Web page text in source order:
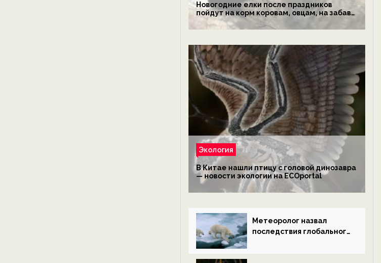
Новогодние елки после праздников
пойдут на корм коровам, овцам, на забаву
обезьянам, львам и леопардам — новости
экологии на ECOportal
Экология
В Китае нашли птицу с головой динозавра
— новости экологии на ECOportal
Метеоролог назвал
последствия глобального